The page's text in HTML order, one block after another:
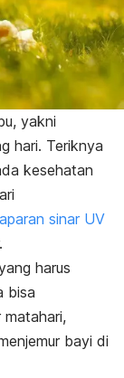
yakni
hari. Teriknya
kesehatan
sinar UV
harus
bisa
bayi di